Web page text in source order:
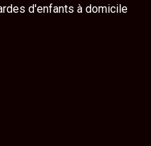
d'enfants à domicile